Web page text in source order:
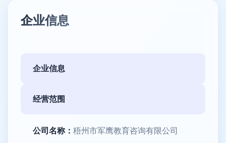
企业信息
企业信息
经营范围
公司名称： 梧州市军鹰教育咨询有限公司